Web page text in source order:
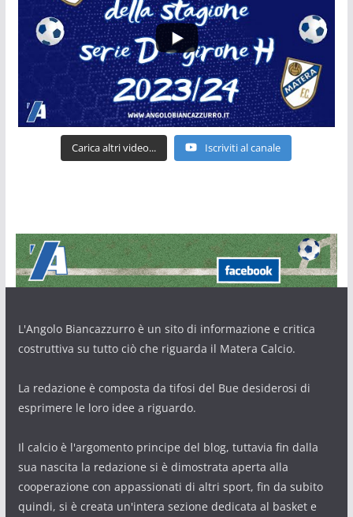
Carica altri video... Iscriviti al canale
L'Angolo Biancazzurro è un sito di informazione e critica
costruttiva su tutto ciò che riguarda il Matera Calcio.
La redazione è composta da tifosi del Bue desiderosi di
esprimere le loro idee a riguardo.
Il calcio è l'argomento principe del blog, tuttavia fin dalla
sua nascita la redazione si è dimostrata aperta alla
cooperazione con appassionati di altri sport, fin da subito
quindi, si è creata un'intera sezione dedicata al basket e